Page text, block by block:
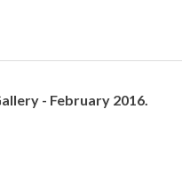
- February 2016.